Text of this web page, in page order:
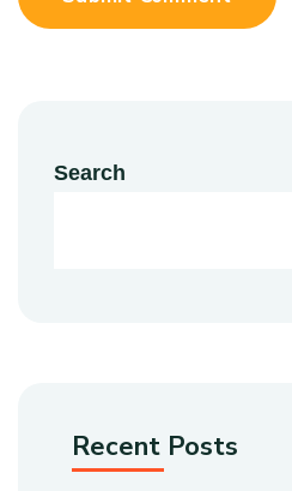
Search
Recent Posts